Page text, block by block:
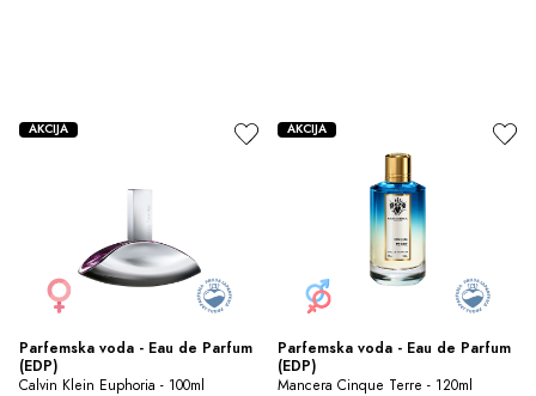
Parfemska voda - Eau de Parfum
(EDP)
Calvin Klein Euphoria - 100ml
AKCIJA
Parfemska voda - Eau de Parfum
(EDP)
Mancera Cinque Terre - 120ml
AKCIJA